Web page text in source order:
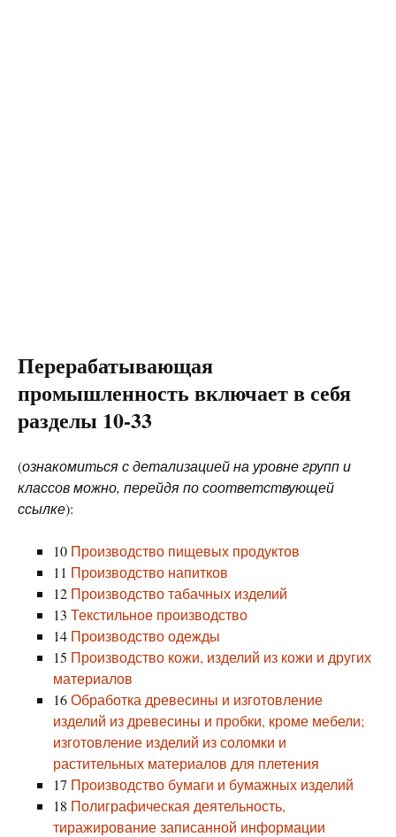
Перерабатывающая
промышленность включает в себя
разделы 10-33
(ознакомиться с детализацией на уровне групп и
классов можно, перейдя по соответствующей
ссылке):
10 Производство пищевых продуктов
11 Производство напитков
12 Производство табачных изделий
13 Текстильное производство
14 Производство одежды
15 Производство кожи, изделий из кожи и других
материалов
16Обработка древесины и изготовление
изделий из древесины и пробки, кроме мебели;
изготовление изделий из соломки и
растительных материалов для плетения
17 Производство бумаги и бумажных изделий
18 Полиграфическая деятельность,
тиражирование записанной информации